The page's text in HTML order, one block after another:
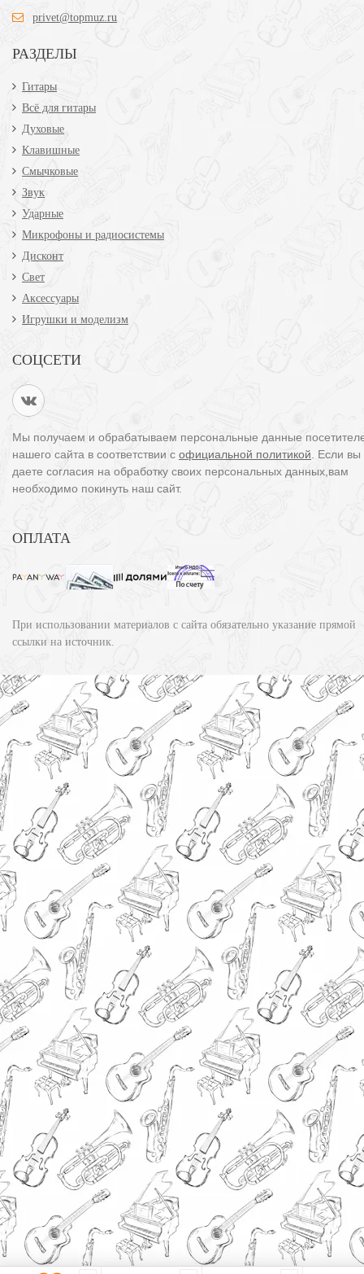
privet@topmuz.ru
РАЗДЕЛЫ
Гитары
Всё для гитары
Духовые
Клавишные
Смычковые
Звук
Ударные
Микрофоны и радиосистемы
Дисконт
Свет
Аксессуары
Игрушки и моделизм
СОЦСЕТИ
Мы получаем и обрабатываем персональные данные
нашего сайта в соответствии с официальной политикой . Если
даете согласия на обработку своих персональных данных,вам
необходимо покинуть наш сайт.
ОПЛАТА
При использовании материалов с сайта обязательно указание прямой
ссылки на источник.